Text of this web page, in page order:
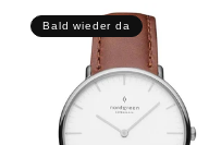
Bald wieder da